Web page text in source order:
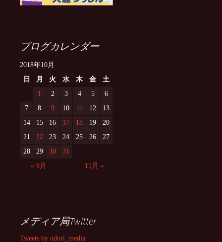
ブログカレンダー
2018年10月
日
月 火 水 木 金
土
1
2 3 4 5
6
7
8 9 10 11 12
13
14
15 16 17 18 19
20
21
22 23 24 25 26
27
28
29 30
31
« 9月
11月 »
メディア局Twitter
Tweets by odori_media